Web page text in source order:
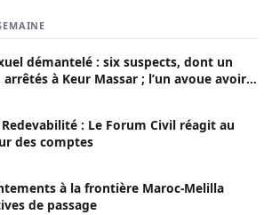
démantelé : six suspects, dont un
arrêtés à Keur Massar ; l’un avoue avoir
2018
: Le Forum Civil réagit au
des comptes
à la frontière Maroc-Melilla
de passage